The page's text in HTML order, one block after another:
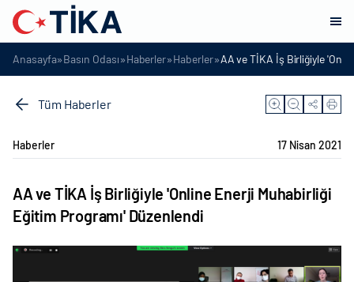
Anasayfa»Basın Odası»Haberler»Haberler»AA ve TİKA İş Birliğiyle
Tüm Haberler
Haberler 17 Nisan 2021
AA ve TİKA İş Birliğiyle 'Online Enerji Muhabirliği
Eğitim Programı' Düzenlendi